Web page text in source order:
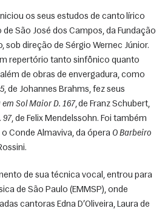
os seus estudos de canto lírico
São José dos Campos, da Fundação
sob direção de Sérgio Wernec Júnior.
repertório tanto sinfônico quanto
, de Johannes Brahms, fez seus
Sol Maior D. 167, de Franz Schubert,
97, de Felix Mendelssohn. Foi também
Conde Almaviva, da ópera O Barbeiro
de sua técnica vocal, entrou para
de São Paulo (EMMSP), onde
cantoras Edna D’Oliveira, Laura de